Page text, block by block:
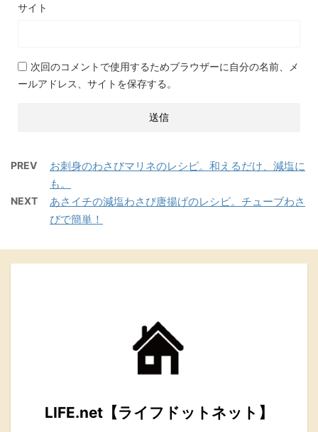
サイト
次回のコメントで使用するためブラウザーに自分の名前、メ
ールアドレス、サイトを保存する。
PREV
お刺身のわさびマリネのレシピ。和えるだけ、減塩に
も。
NEXT
あさイチの減塩わさび唐揚げのレシピ。チューブわさ
びで簡単！
LIFE.net【ライフドットネット】